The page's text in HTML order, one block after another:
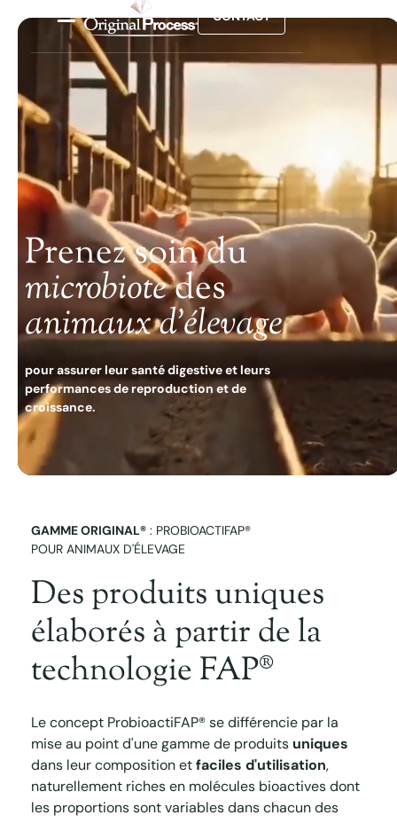
CONTACT
Prenez soin du
microbiotedes
animaux d'élevage
pour assurer leur santé digestive et leurs
performances de reproduction et de
croissance.
GAMME ORIGINAL® : PROBIOACTIFAP®
POUR ANIMAUX D'ÉLEVAGE
Des produits uniques
élaborés à partir de la
technologie FAP®
Le concept ProbioactiFAP® se différencie par la
mise au point d'une gamme de produits uniques
dans leur composition etfaciles d'utilisation,
naturellement riches en molécules bioactives dont
les proportions sont variables dans chacun des